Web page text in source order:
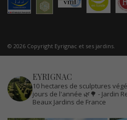
© 2026 Copyright Eyrignac et ses jardins.
EYRIGNAC
10 hectares de sculptures
jours de l'année 🌿🌳 - Jardin
Beaux Jardins de France